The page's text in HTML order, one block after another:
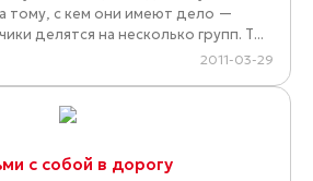
тому, с кем они имеют дело —
делятся на несколько групп. Т...
2011-03-29
с собой в дорогу